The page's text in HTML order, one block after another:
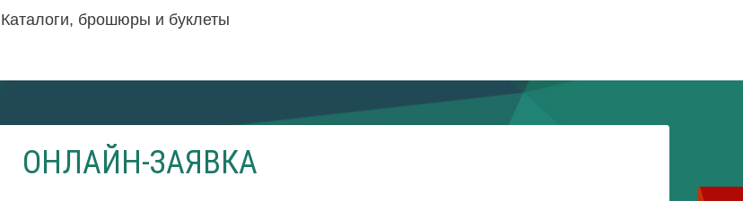
Каталоги, брошюры и буклеты
ОНЛАЙН-ЗАЯВКА